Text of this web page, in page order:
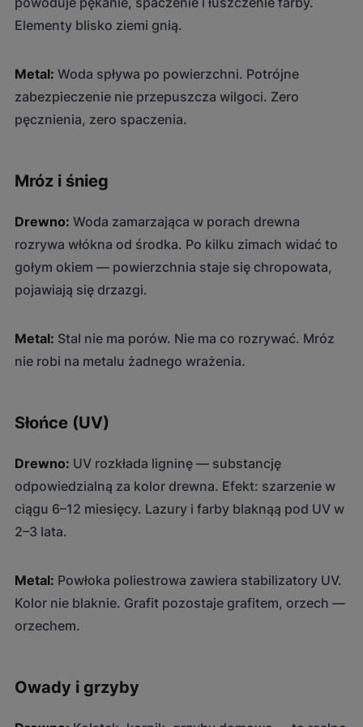
Elementy blisko ziemi gnią.
Metal: Woda spływa po powierzchni. Potrójne
zabezpieczenie nie przepuszcza wilgoci. Zero
pęcznienia, zero spaczenia.
Mróz i śnieg
Drewno: Woda zamarzająca w porach drewna
rozrywa włókna od środka. Po kilku zimach widać to
gołym okiem — powierzchnia staje się chropowata,
pojawiają się drzazgi.
Metal: Stal nie ma porów. Nie ma co rozrywać. Mróz
nie robi na metalu żadnego wrażenia.
Słońce (UV)
Drewno: UV rozkłada ligninę — substancję
odpowiedzialną za kolor drewna. Efekt: szarzenie w
ciągu 6–12 miesięcy. Lazury i farby blaknąą pod UV w
2–3 lata.
Metal: Powłoka poliestrowa zawiera stabilizatory UV.
Kolor nie blaknie. Grafit pozostaje grafitem, orzech —
orzechem.
Owady i grzyby